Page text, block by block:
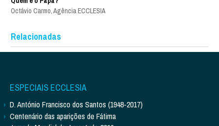
Octávio Carmo, Agência ECCLESIA
Relacionadas
ESPECIAIS ECCLESIA
D. António Francisco dos Santos (1948-2017)
Centenário das aparições de Fátima